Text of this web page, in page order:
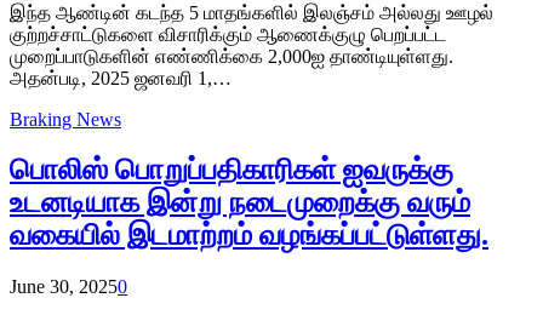
இந்த ஆண்டின் கடந்த 5 மாதங்களில் இலஞ்சம் அல்லது ஊழல்
குற்றச்சாட்டுகளை விசாரிக்கும் ஆணைக்குழு பெறப்பட்ட
முறைப்பாடுகளின் எண்ணிக்கை 2,000ஐ தாண்டியுள்ளது.
அதன்படி, 2025 ஜனவரி 1,…
Braking News
பொலிஸ் பொறுப்பதிகாரிகள் ஐவருக்கு
உடனடியாக இன்று நடைமுறைக்கு வரும்
வகையில் இடமாற்றம் வழங்கப்பட்டுள்ளது.
June 30, 20250